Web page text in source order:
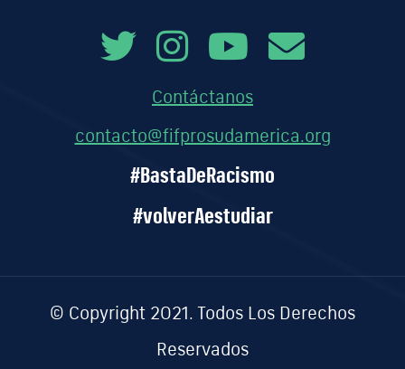
Contáctanos
contacto@fifprosudamerica.org
#BastaDeRacismo
#volverAestudiar
© Copyright 2021. Todos Los Derechos
Reservados